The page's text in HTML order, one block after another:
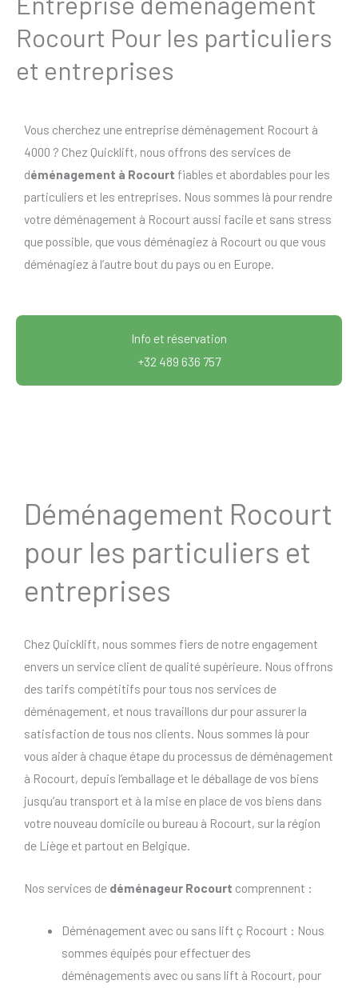
Rocourt Pour les particuliers
et entreprises
Vous cherchez une entreprise déménagement Rocourt à
4000 ? Chez Quicklift, nous offrons des services de
déménagement à Rocourt fiables et abordables pour les
particuliers et les entreprises. Nous sommes là pour rendre
votre déménagement à Rocourt aussi facile et sans stress
que possible, que vous déménagiez à Rocourt ou que vous
déménagiez à l’autre bout du pays ou en Europe.
Info et réservation
+32 489 636 757
Déménagement Rocourt
pour les particuliers et
entreprises
Chez Quicklift, nous sommes fiers de notre engagement
envers un service client de qualité supérieure. Nous offrons
des tarifs compétitifs pour tous nos services de
déménagement, et nous travaillons dur pour assurer la
satisfaction de tous nos clients. Nous sommes là pour
vous aider à chaque étape du processus de déménagement
à Rocourt, depuis l’emballage et le déballage de vos biens
jusqu’au transport et à la mise en place de vos biens dans
votre nouveau domicile ou bureau à Rocourt, sur la région
de Liège et partout en Belgique.
Nos services de déménageur Rocourt comprennent :
Déménagement avec ou sans lift ç Rocourt : Nous
sommes équipés pour effectuer des
déménagements avec ou sans lift à Rocourt, pour